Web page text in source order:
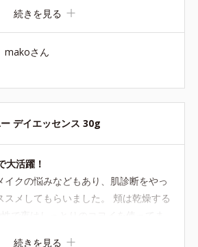
。特に暑い時期に、汗かいててもベト
れからも使い続けたいです。
続きを見る
makoさん
デイエッセンス 30g
大活躍！
イクの悩みなどもあり、肌診断をやっ
スメしてもらいました。 頬は乾燥する
続きを見る